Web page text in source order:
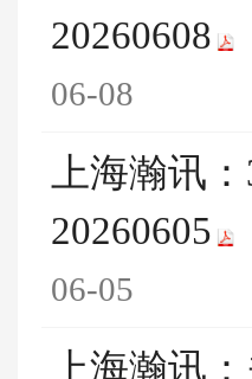
20260608
06-08
上海瀚讯
20260605
06-05
上海瀚讯